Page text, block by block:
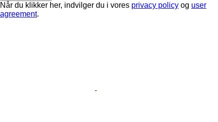
Når du klikker her, indvilger du i vores privacy policy og user
agreement.